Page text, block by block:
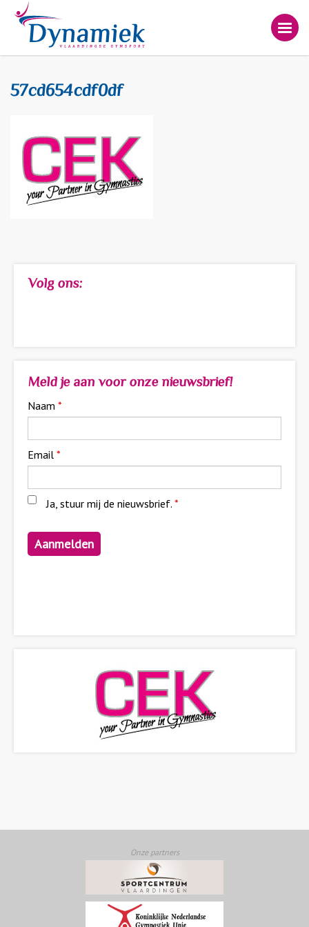
57cd654cdf0df
Volg ons:
Meld je aan voor onze nieuwsbrief!
Naam *
Email *
Ja, stuur mij de nieuwsbrief.*
Onze partners